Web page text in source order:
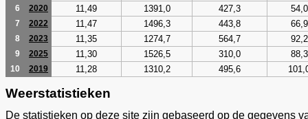
6 2020 11,49 1391,0 427,3 54,0
7 2022 11,47 1496,3 443,8 66,9
8 2023 11,35 1274,7 564,7 92,2
9 2025 11,30 1526,5 310,0 88,3
10 2019 11,28 1310,2 495,6
Weerstatistieken
De statistieken op deze site zijn gebaseerd op de gegevens